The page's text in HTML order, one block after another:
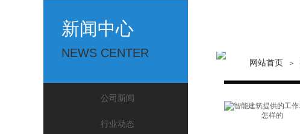
新闻中心
NEWS CENTER
网站首页 ＞
公司新闻
行业动态